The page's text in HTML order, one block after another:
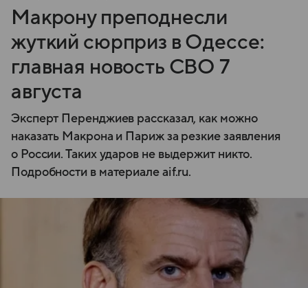
Макрону преподнесли
жуткий сюрприз в Одессе:
главная новость СВО 7
августа
Эксперт Перенджиев рассказал, как можно
наказать Макрона и Париж за резкие заявления
о России. Таких ударов не выдержит никто.
Подробности в материале aif.ru.